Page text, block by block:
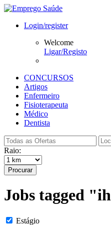
Login/register
Welcome
Ligar/Registo
CONCURSOS
Artigos
Enfermeiro
Fisioterapeuta
Médico
Dentista
Raio:
Procurar
Jobs tagged
Estágio